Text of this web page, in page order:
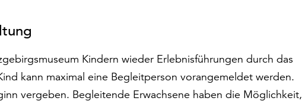
Kindern wieder Erlebnisführungen durch das
kann maximal eine Begleitperson vorangemeldet werden.
vergeben. Begleitende Erwachsene haben die Möglichkeit,